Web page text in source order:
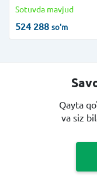
Sotuvda mavjud
524 288 so'm
Qayta
va siz